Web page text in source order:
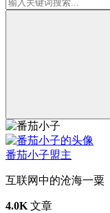
番茄小子盟主
互联网中的沧海一粟
4.0K 文章